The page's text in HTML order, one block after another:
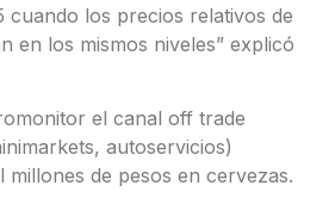
cuando los precios relativos de
en los mismos niveles” explicó
el canal off trade
autoservicios)
millones de pesos en cervezas.